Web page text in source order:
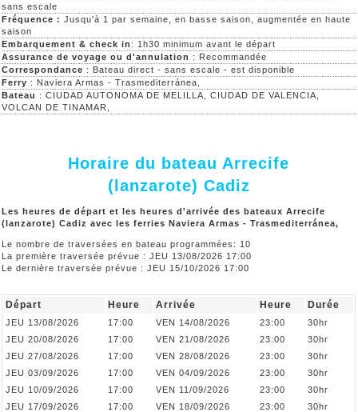
sans escale
Fréquence : Jusqu'à 1 par semaine, en basse saison, augmentée en haute
saison
Embarquement & check in : 1h30 minimum avant le départ
Assurance de voyage ou d'annulation : Recommandée
Correspondance : Bateau direct - sans escale - est disponible
Ferry : Naviera Armas - Trasmediterránea,
Bateau : CIUDAD AUTONOMA DE MELILLA, CIUDAD DE VALENCIA,
VOLCAN DE TINAMAR,
Horaire du bateau Arrecife
(lanzarote) Cadiz
Les heures de départ et les heures d'arrivée des bateaux Arrecife
(lanzarote) Cadiz avec les ferries Naviera Armas - Trasmediterránea,
Le nombre de traversées en bateau programmées: 10
La première traversée prévue : JEU 13/08/2026 17:00
Le dernière traversée prévue : JEU 15/10/2026 17:00
Départ Heure Arrivée Heure Durée
JEU 13/08/2026 17:00 VEN 14/08/2026 23:00
30hr
JEU 20/08/2026
17:00 VEN 21/08/2026 23:00
30hr
JEU 27/08/2026
17:00 VEN 28/08/2026 23:00
30hr
JEU 03/09/2026
17:00 VEN 04/09/2026 23:00
30hr
JEU 10/09/2026
17:00 VEN 11/09/2026 23:00
30hr
JEU 17/09/2026
17:00 VEN 18/09/2026 23:00
30hr